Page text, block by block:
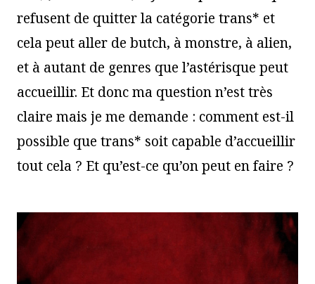
refusent de quitter la catégorie trans* et
cela peut aller de butch, à monstre, à alien,
et à autant de genres que l’astérisque peut
accueillir. Et donc ma question n’est très
claire mais je me demande : comment est-il
possible que trans* soit capable d’accueillir
tout cela ? Et qu’est-ce qu’on peut en faire ?